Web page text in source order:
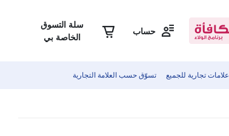
حساب
سلة التسوق
الخاصة بي
علامات تجارية للجميع تسوّق حسب العلامة التجارية